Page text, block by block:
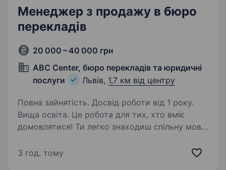
Менеджер з продажу в бюро
перекладів
20 000 – 40 000 грн
ABC Center, бюро перекладів та юридичні
послуги
Львів, 1,7 км від центру
Повна зайнятість. Досвід роботи від 1 року.
Вища освіта. Це робота для тих, хто вміє
домовлятися! Ти легко знаходиш спільну мову
закритих угод? Хочеш продавати крутий
3 год. тому